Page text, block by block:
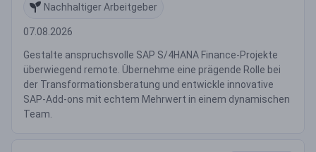
Nachhaltiger Arbeitgeber
07.08.2026
Gestalte anspruchsvolle SAP S/4HANA Finance-Projekte
überwiegend remote. Übernehme eine prägende Rolle bei
der Transformationsberatung und entwickle innovative
SAP-Add-ons mit echtem Mehrwert in einem dynamischen
Team.